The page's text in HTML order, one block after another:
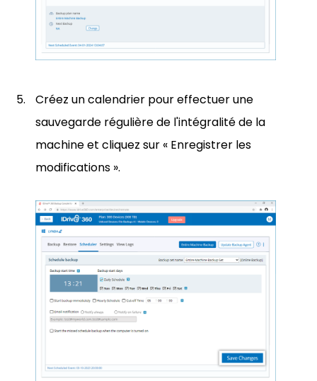
Créez un calendrier pour effectuer une
sauvegarde régulière de l'intégralité de la
machine et cliquez sur « Enregistrer les
modifications ».